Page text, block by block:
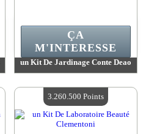
un Kit De Jardinage Conte Deao
Quantité Disponible :4
ÇA
M'INTERESSE
3.260.500 Points